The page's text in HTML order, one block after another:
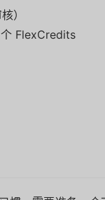
）
FlexCredits